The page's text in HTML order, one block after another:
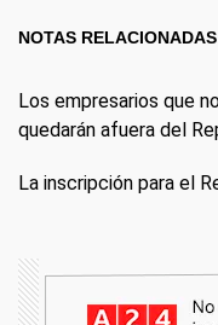
NOTAS RELACIONADAS
Los empresarios que
quedarán afuera del
La inscripción para el